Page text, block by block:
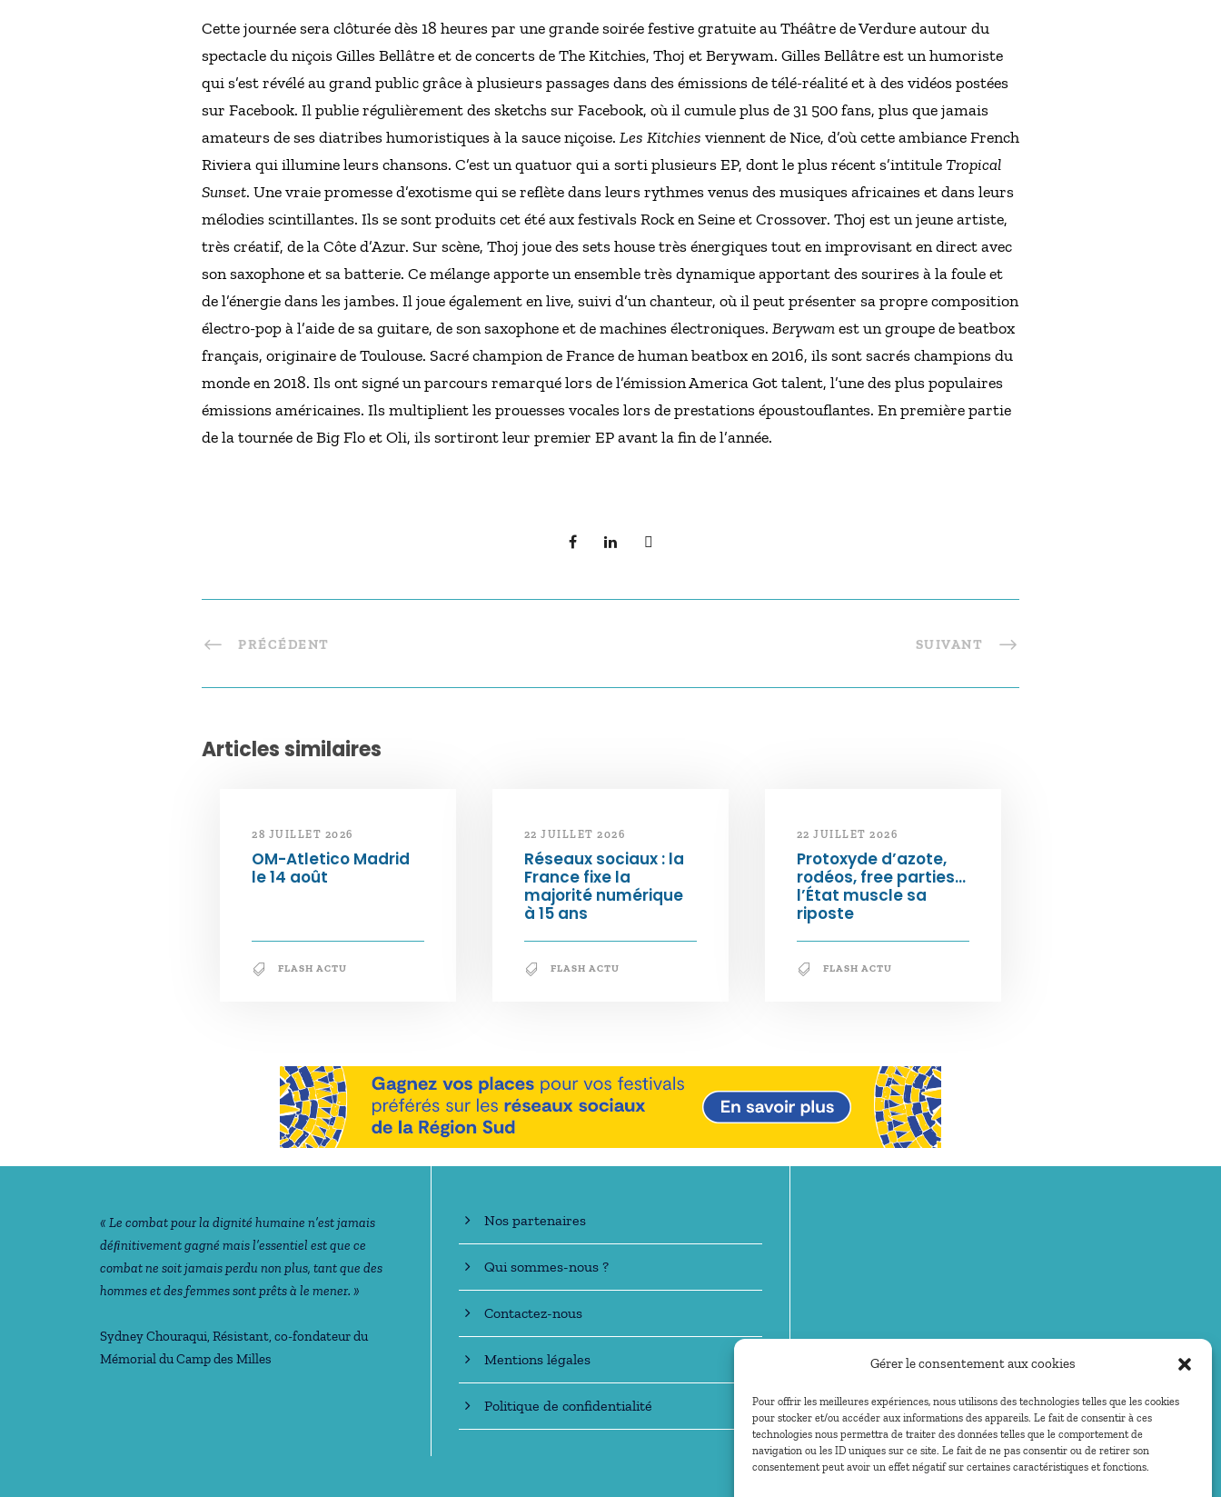
Gérer le consentement aux cookies
Pour offrir les meilleures expériences, nous utilisons des technologies telles que les cookies
pour stocker et/ou accéder aux informations des appareils. Le fait de consentir à ces
technologies nous permettra de traiter des données telles que le comportement de
navigation ou les ID uniques sur ce site. Le fait de ne pas consentir ou de retirer son
consentement peut avoir un effet négatif sur certaines caractéristiques et fonctions.
Cette journée sera clôturée dès 18 heures par une grande soirée festive gratuite au Théâtre de Verdure autour du
spectacle du niçois Gilles Bellâtre et de concerts de The Kitchies, Thoj et Berywam. Gilles Bellâtre est un humoriste
qui s’est révélé au grand public grâce à plusieurs passages dans des émissions de télé-réalité et à des vidéos postées
sur Facebook. Il publie régulièrement des sketchs sur Facebook, où il cumule plus de 31 500 fans, plus que jamais
amateurs de ses diatribes humoristiques à la sauce niçoise. Les Kitchies viennent de Nice, d’où cette ambiance French
Riviera qui illumine leurs chansons. C’est un quatuor qui a sorti plusieurs EP, dont le plus récent s’intitule Tropical
Sunset. Une vraie promesse d’exotisme qui se reflète dans leurs rythmes venus des musiques africaines et dans leurs
mélodies scintillantes. Ils se sont produits cet été aux festivals Rock en Seine et Crossover. Thoj est un jeune artiste,
très créatif, de la Côte d’Azur. Sur scène, Thoj joue des sets house très énergiques tout en improvisant en direct avec
son saxophone et sa batterie. Ce mélange apporte un ensemble très dynamique apportant des sourires à la foule et
de l’énergie dans les jambes. Il joue également en live, suivi d’un chanteur, où il peut présenter sa propre composition
électro-pop à l’aide de sa guitare, de son saxophone et de machines électroniques. Berywamest un groupe de beatbox
français, originaire de Toulouse. Sacré champion de France de human beatbox en 2016, ils sont sacrés champions du
monde en 2018. Ils ont signé un parcours remarqué lors de l’émission America Got talent, l’une des plus populaires
émissions américaines. Ils multiplient les prouesses vocales lors de prestations époustouflantes. En première partie
de la tournée de Big Flo et Oli, ils sortiront leur premier EP avant la fin de l’année.
PRÉCÉDENT SUIVANT
Articles similaires
28 JUILLET 2026
OM-Atletico Madrid
le 14 août
FLASH ACTU
22 JUILLET 2026
Réseaux sociaux : la
France fixe la
majorité numérique
à 15 ans
FLASH ACTU
22 JUILLET 2026
Protoxyde d’azote,
rodéos, free parties…
l’État muscle sa
riposte
FLASH ACTU
Notre philosophie
« Le combat pour la dignité humaine n’est jamais
déﬁnitivement gagné mais l’essentiel est que ce
combat ne soit jamais perdu non plus, tant que des
hommes et des femmes sont prêts à le mener. »
Sydney Chouraqui, Résistant, co-fondateur du
Mémorial du Camp des Milles
En savoir +
Nos partenaires
Qui sommes-nous ?
Contactez-nous
Mentions légales
Politique de confidentialité